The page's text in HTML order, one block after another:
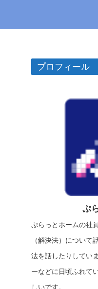
プロフィール
ぷ
ぷらっとホームの社
（解決法）について
法を話したりしてい
ーなどに日頃ふれて
しいです。